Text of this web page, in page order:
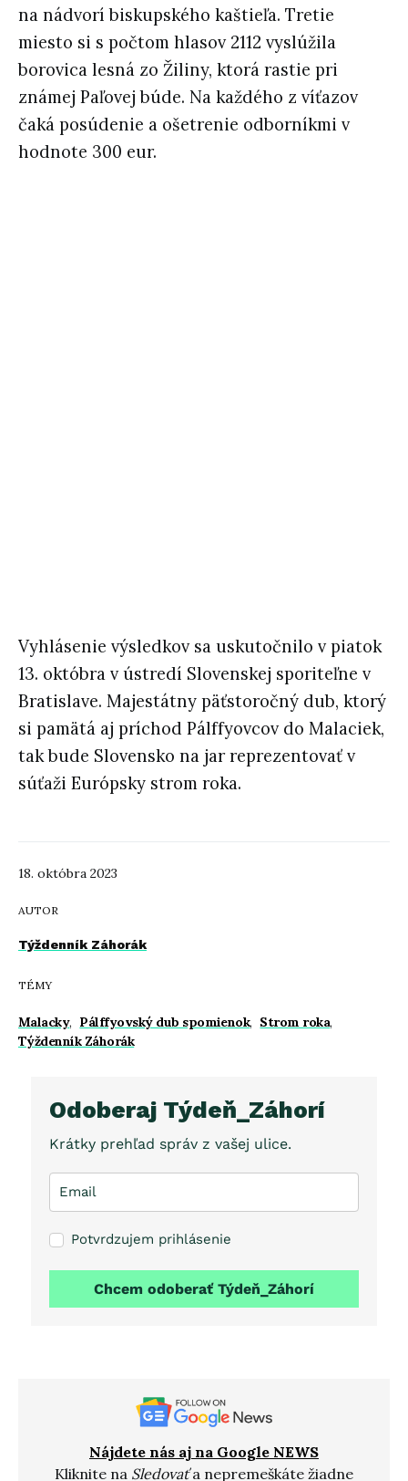
18. októbra 2023
AUTOR
Týždenník Záhorák
TÉMY
Malacky, Pálffyovský dub spomienok, Strom roka,
Týždenník Záhorák
na nádvorí biskupského kaštieľa. Tretie
miesto si s počtom hlasov 2112 vyslúžila
borovica lesná zo Žiliny, ktorá rastie pri
známej Paľovej búde. Na každého z víťazov
čaká posúdenie a ošetrenie odborníkmi v
hodnote 300 eur.
Vyhlásenie výsledkov sa uskutočnilo v piatok
13. októbra v ústredí Slovenskej sporiteľne v
Bratislave. Majestátny päťstoročný dub, ktorý
si pamätá aj príchod Pálffyovcov do Malaciek,
tak bude Slovensko na jar reprezentovať v
súťaži Európsky strom roka.
Odoberaj Týdeň_Záhorí
Krátky prehľad správ z vašej ulice.
Potvrdzujem prihlásenie
Chcem odoberať Týdeň_Záhorí
Nájdete nás aj na Google NEWS
Kliknite na Sledovaťa nepremeškáte žiadne